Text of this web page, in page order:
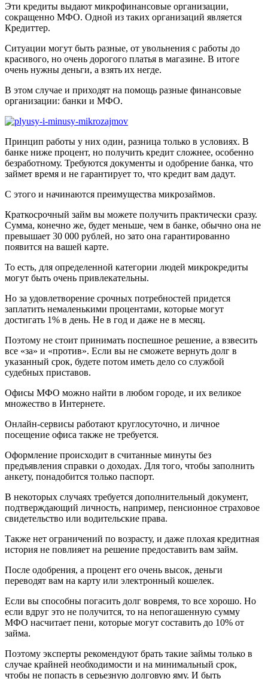
Эти кредиты выдают микрофинансовые организации,
сокращенно МФО. Одной из таких организаций является
Кредиттер.
Ситуации могут быть разные, от увольнения с работы до
красивого, но очень дорогого платья в магазине. В итоге
очень нужны деньги, а взять их негде.
В этом случае и приходят на помощь разные финансовые
организации: банки и МФО.
Принцип работы у них один, разница только в условиях. В
банке ниже процент, но получить кредит сложнее, особенно
безработному. Требуются документы и одобрение банка, что
займет время и не гарантирует то, что кредит вам дадут.
С этого и начинаются преимущества микрозаймов.
Краткосрочный займ вы можете получить практически сразу.
Сумма, конечно же, будет меньше, чем в банке, обычно она не
превышает 30 000 рублей, но зато она гарантированно
появится на вашей карте.
То есть, для определенной категории людей микрокредиты
могут быть очень привлекательны.
Но за удовлетворение срочных потребностей придется
заплатить немаленькими процентами, которые могут
достигать 1% в день. Не в год и даже не в месяц.
Поэтому не стоит принимать поспешное решение, а взвесить
все «за» и «против». Если вы не сможете вернуть долг в
указанный срок, будете потом иметь дело со службой
судебных приставов.
Офисы МФО можно найти в любом городе, и их великое
множество в Интернете.
Онлайн-сервисы работают круглосуточно, и личное
посещение офиса также не требуется.
Оформление происходит в считанные минуты без
предъявления справки о доходах. Для того, чтобы заполнить
анкету, понадобится только паспорт.
В некоторых случаях требуется дополнительный документ,
подтверждающий личность, например, пенсионное страховое
свидетельство или водительские права.
Также нет ограничений по возрасту, и даже плохая кредитная
история не повлияет на решение предоставить вам займ.
После одобрения, а процент его очень высок, деньги
переводят вам на карту или электронный кошелек.
Если вы способны погасить долг вовремя, то все хорошо. Но
если вдруг это не получится, то на непогашенную сумму
МФО насчитает пени, которые могут составить до 10% от
займа.
Поэтому эксперты рекомендуют брать такие займы только в
случае крайней необходимости и на минимальный срок,
чтобы не попасть в серьезную долговую яму. И быть